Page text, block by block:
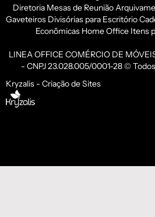
Diretoria Mesas de Reunião
Gaveteiros Divisórias para Escritório
Econômicas Home Office Itens
LINEA OFFICE COMÉRCIO DE
- CNPJ 23.028.005/0001-28 ©
Kryzalis - Criação de Sites